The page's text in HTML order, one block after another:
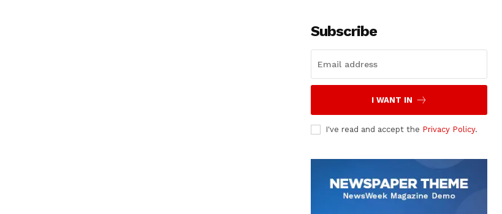
Subscribe
I WANT IN
I've read and accept the Privacy Policy.